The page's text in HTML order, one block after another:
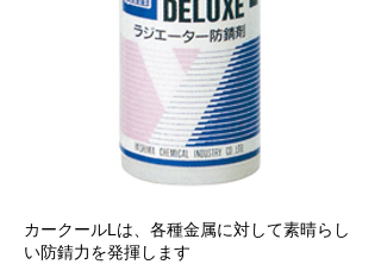
カークールLは、各種金属に対して素晴らし
い防錆力を発揮します